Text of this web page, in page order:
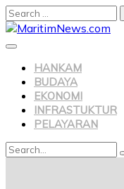
Search
for:
Skip
to
HANKAM
BUDAYA
EKONOMI
INFRASTUKTUR
PELAYARAN
Search